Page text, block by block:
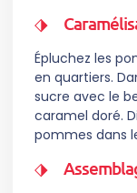
Épluchez les
en quartiers.
sucre avec le
caramel doré.
pommes dans